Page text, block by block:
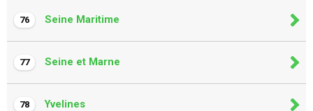
76 Seine Maritime
77 Seine et Marne
78 Yvelines